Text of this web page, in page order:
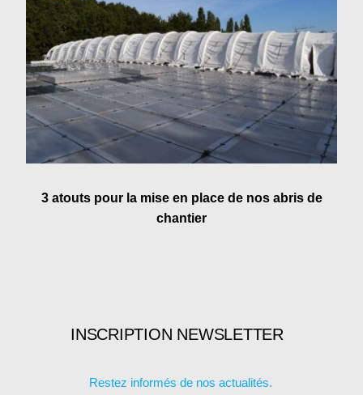
3 atouts pour la mise en place de nos abris de
chantier
INSCRIPTION NEWSLETTER
Restez informés de nos actualités.